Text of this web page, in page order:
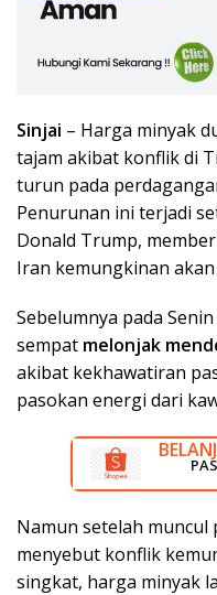
Sinjai – Harga minyak
tajam akibat konflik di
turun pada
Penurunan ini terjadi
Donald Trump,
Iran kemungkinan
Sebelumnya pada
sempat melonjak
akibat kekhawatiran
pasokan energi dari
Namun setelah
menyebut konflik
singkat, harga minyak